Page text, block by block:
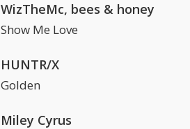
WizTheMc, bees & honey
Show Me Love
HUNTR/X
Golden
Miley Cyrus